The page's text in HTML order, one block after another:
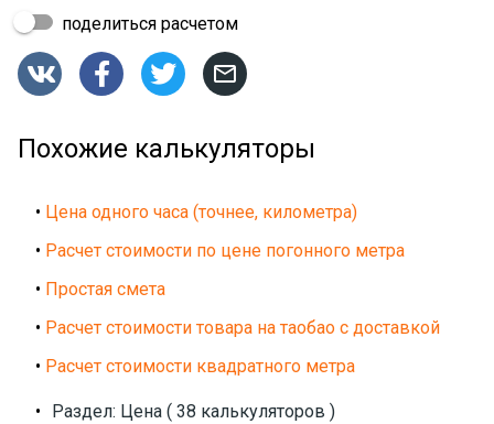
поделиться расчетом
   
Похожие калькуляторы
• Цена одного часа (точнее, километра)
• Расчет стоимости по цене погонного метра
• Простая смета
• Расчет стоимости товара на таобао с доставкой
• Расчет стоимости квадратного метра
• Раздел: Цена ( 38 калькуляторов )